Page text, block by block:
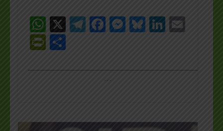
WhatsApp
X Telegram
Facebook
Messenger
Bluesky
PrintFriendly
…